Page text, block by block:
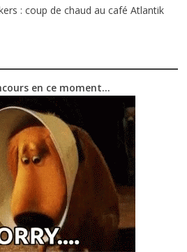
: coup de chaud au café Atlantik
en ce moment…